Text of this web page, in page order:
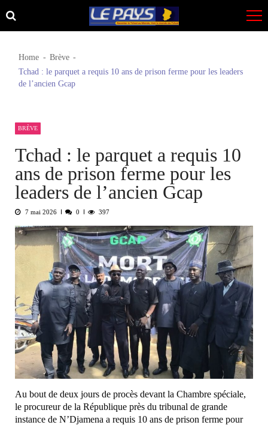
Skip
to
Skip
to
Home
Brève
Tchad : le parquet a requis 10 ans de prison ferme pour les leaders
de l’ancien Gcap
BRÈVE
Tchad : le parquet a requis 10
ans de prison ferme pour les
leaders de l’ancien Gcap
7 mai 2026 0 397
Au bout de deux jours de procès devant la Chambre spéciale,
le procureur de la République près du tribunal de grande
instance de N’Djamena a requis 10 ans de prison ferme pour